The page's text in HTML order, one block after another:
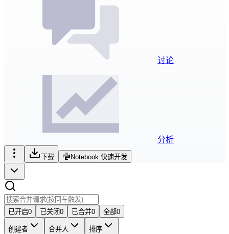
讨论
分析
下载 Notebook 快速开发
已开启0 已关闭0 已合并0 全部0
创建者 合并人 排序